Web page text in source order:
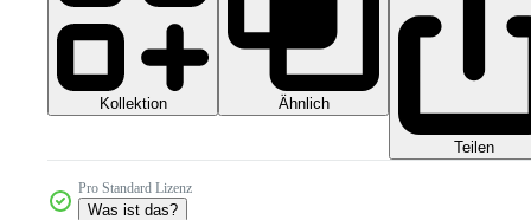
Kollektion Ähnlich
Teilen
Pro Standard Lizenz
Was ist das?